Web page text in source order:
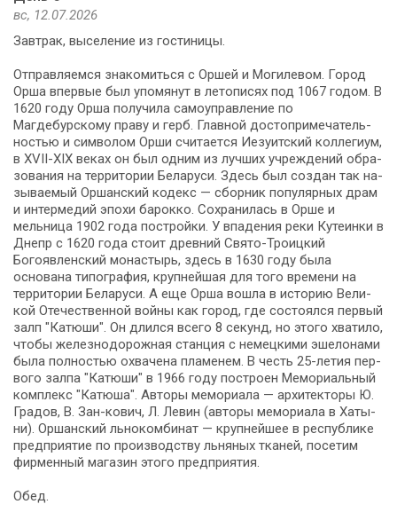
вс, 12.07.2026
Зав­трак, вы­се­ле­ние из го­сти­ни­цы.
Отправляемся зна­ко­мить­ся с Оршей и Мо­ги­ле­вом. Город
Орша впер­вые был упо­мя­нут в ле­то­пи­сях под 1067 годом. В
1620 го­ду Ор­ша получила са­мо­управ­ле­ние по
Магдебурскому пра­ву и герб. Главной до­сто­при­ме­ча­тель­
но­стью и сим­во­лом Орши счи­та­ет­ся Иезуитский коллегиум,
в XVII-XIX ве­ках он был од­ним из луч­ших учреждений об­ра­
зо­ва­ния на тер­ри­то­рии Бе­ла­ру­си. Здесь был со­здан так на­
зы­ва­е­мый Оршанский кодекс — сборник популярных драм
и интермедий эпо­хи ба­рок­ко. Сохранилась в Орше и
мельница 1902 го­да постройки. У впадения ре­ки Кутеинки в
Днепр с 1620 го­да стоит древний Свято-Троицкий
Богоявленский мо­на­стырь, здесь в 1630 го­ду бы­ла
основана ти­по­гра­фия, крупнейшая для то­го вре­ме­ни на
тер­ри­то­рии Бе­ла­ру­си. А еще Ор­ша во­шла в ис­то­рию Ве­ли­
кой Оте­че­ствен­ной вой­ны как го­род, где со­сто­ял­ся пер­вый
залп "Ка­тю­ши". Он длил­ся все­го 8 се­кунд, но это­го хва­ти­ло,
что­бы же­лез­но­до­рож­ная стан­ция с не­мец­ки­ми эше­ло­на­ми
бы­ла пол­но­стью охва­че­на пла­ме­нем. В честь 25-летия пер­
во­го зал­па "Ка­тю­ши" в 1966 го­ду по­стро­ен Мемориальный
комплекс "Катюша". Авторы ме­мо­ри­а­ла — ар­хи­тек­то­ры Ю.
Гра­дов, В. Зан-кович, Л. Ле­вин (ав­то­ры ме­мо­ри­а­ла в Ха­ты­
ни). Оршанский льнокомбинат — круп­ней­шее в республике
пред­при­я­тие по про­из­вод­ству льняных тканей, по­се­тим
фир­мен­ный ма­га­зин это­го пред­при­я­тия.
Обед.